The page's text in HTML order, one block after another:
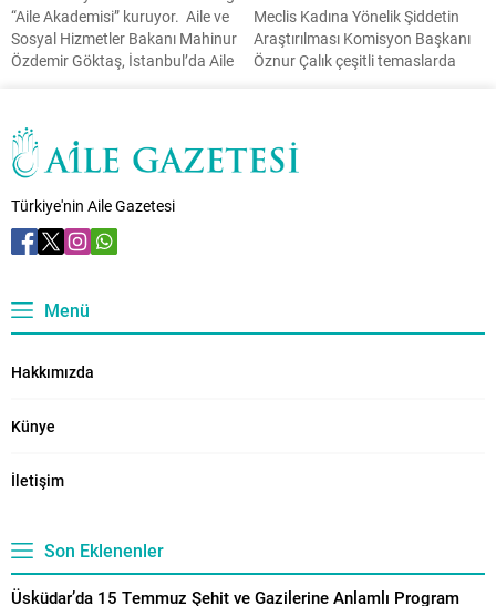
“Aile Akademisi” kuruyor. Aile ve
Sosyal Hizmetler Bakanı Mahinur
Özdemir Göktaş, İstanbul’da Aile
kadınlara ve eğitim görmek
isteyen annelere özel bir merkez
olacak. Bakan Göktaş,
edebileceğimiz bir yerler olmalı
ama aynı zamanda aileler
sıkıntıya düştüğünde onlara da...
Meclis Kadına Yönelik Şiddetin
Araştırılması Komisyon Başkanı
Öznur Çalık çeşitli temaslarda
arttırılması alanında yapılan
projeleri yerinde inceleyen Çalık,
Türkiye'nin Aile Gazetesi
Menü
Hakkımızda
Künye
İletişim
Son Eklenenler
Üsküdar’da 15 Temmuz Şehit ve Gazilerine Anlamlı Program